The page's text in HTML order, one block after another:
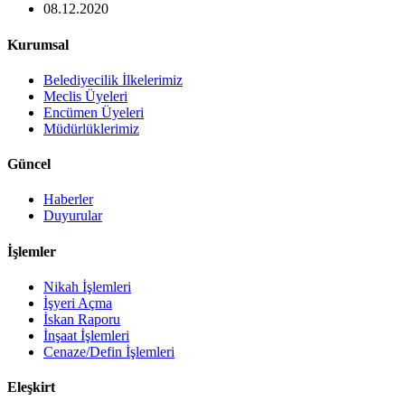
08.12.2020
Kurumsal
Belediyecilik İlkelerimiz
Meclis Üyeleri
Encümen Üyeleri
Müdürlüklerimiz
Güncel
Haberler
Duyurular
İşlemler
Nikah İşlemleri
İşyeri Açma
İskan Raporu
İnşaat İşlemleri
Cenaze/Defin İşlemleri
Eleşkirt